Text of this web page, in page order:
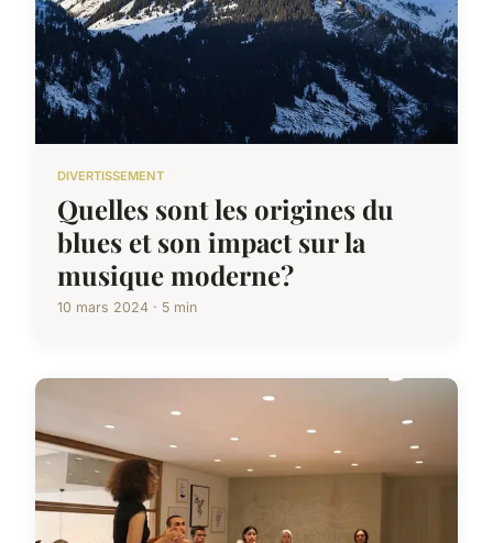
DIVERTISSEMENT
Quelles sont les origines du
blues et son impact sur la
musique moderne?
10 mars 2024 · 5 min